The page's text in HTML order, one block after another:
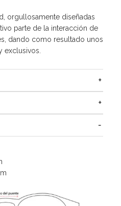
orgullosamente diseñadas
parte de la interacción de
dando como resultado unos
exclusivos.